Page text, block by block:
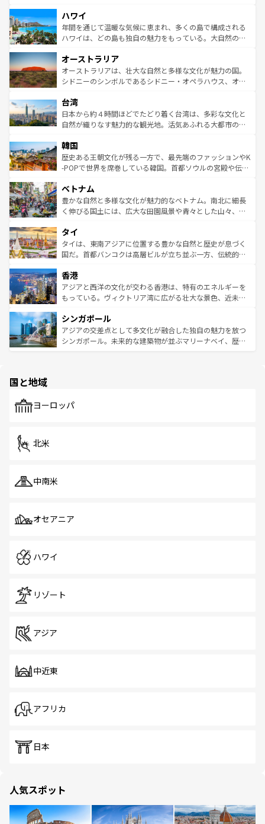
ば市内交通費無料で観光を楽しむこともできる。 なお、新
着のスイス情報はコンテンツ一覧 を参照してほしい。
のような巨大都市は、観光、ショッピング、エンターテイ
ンメントが詰まった刺激的なスポットだ。一方、アメリカ
西部には大自然が広がり、グランドキャニオンやイエロー
部のニューオーリンズでは、音楽と美食が融合した独特の
文化が魅力。旅行者はアメリカの各地域で異なる魅力を楽
しみながら、その多様性と豊かな歴史を感じることができ
ならではの贅沢な旅のスタイルだ。 なお、新着のアメリカ
情報はコンテンツ一覧を参照してほしい。
ハワイ
年間を通じて温暖な気候に恵まれ、多くの島で構成される
ハワイは、どの島も独自の魅力をもっている。大自然の神
ワイ島は見逃せない。また、定番の観光地といえばオアフ
島だが、静かな自然を求めるならマウイ島やカウアイ島が
おすすめ。エメラルドグリーンに輝く海をはじめ、豊かな
れるおもてなしの心で訪れる人々を迎えてくれるハワイの
人々、おいしいローカルフードやハワイアンミュージッ
ク、伝統的なフラダンスなど、すべてがハワイの魅力を彩
ワイを、存分に味わってほしい。 なお、新着のハワイ情報
はコンテンツ一覧を参照してほしい。
オーストラリア
オーストラリアは、壮大な自然と多様な文化が魅力の国。
シドニーのシンボルであるシドニー・オペラハウス、オー
リアリーフや大陸中央部にそびえるウルル（エアーズロッ
ク）、タスマニアの美しい原生林やケアンズの熱帯雨林な
ど、見どころがたくさん。また、カフェやワイン、オージ
いる。アクティビティも充実しており、サーフィンやダイ
ビング、ハイキングなど、アウトドア好きにはたまらな
い。オーストラリアの多彩な魅力を存分に味わいつくそ
参照してほしい。
台湾
日本から約４時間ほどでたどり着く台湾は、多彩な文化と
自然が織りなす魅力的な観光地。活気あふれる大都市の台
ン）、静ひつな山岳地帯である台湾東部など、都市の喧騒
と山間の静けさが共存しており、訪れる人に新しい発見と
驚きをもたらしてくれる。また、奥深い台湾の食文化も魅
容にもいいと評判のスイーツなど、バラエティ豊かな料理
が味わえる。 なお、新着の台湾情報は コンテンツ一覧を参
照してほしい。
韓国
歴史ある王朝文化が残る一方で、最先端のファッションやK
-POPで世界を席巻している韓国。首都ソウルの宮殿や伝統
き、地方に足を延ばせば四季折々の自然美を楽しむことが
できる。そして、キムチや焼肉、絶品のストリートフード
まで、さまざまな韓国料理が待っている。夜には、韓国な
リティに包まれながら、韓国の多彩な魅力を心ゆくまで味
わってみてほしい。 なお、新着の韓国情報はコンテンツ一
覧を参照してほしい。
ベトナム
豊かな自然と多様な文化が魅力的なベトナム。南北に細長
く伸びる国土には、広大な田園風景や青々とした山々、世
急速な発展と共に伝統が息づく。ハノイの古い町並みやホ
ーチミン市のフランス統治時代の建物も、独特の雰囲気を
醸し出している。また、バラエティの豊かさとおいしさで
とつ。フォーやバインミー、ベトナムコーヒーなどは、ぜ
ひ現地で味わいたい。どの地域を訪れてもあたたかい人々
が旅行者を迎えてくれるので、きっと忘れられない旅にな
参照してほしい。
タイ
タイは、東南アジアに位置する豊かな自然と歴史が息づく
国だ。首都バンコクは高層ビルが立ち並ぶ一方、伝統的な
の活気が交差している。北部ではチェンマイなどの山岳地
帯で自然と触れ合い、南部ではプーケットやクラビの美し
いビーチでリゾート気分を楽しむことができる。タイ料理
激する。気候は一年中温暖で、どの季節にも異なる楽しみ
が待っている。親しみやすいタイの人々、仏教を中心とし
た文化、そして多様な観光資源が、訪れる旅人を魅了し続
香港
アジアと西洋の文化が交わる香港は、特有のエネルギーを
もっている。ヴィクトリア湾に広がる壮大な景色、近未来
み、どこを訪れても感動するはず。観光スポットが密集し
ており、効率よく見どころを回れるのも魅力。息をのむよ
うな絶景から文化的な体験まで、香港を存分に楽しみ尽く
シンガポール
アジアの交差点として多文化が融合した独自の魅力を放つ
シンガポール。未来的な建築物が並ぶマリーナベイ、歴史
で、ホーカーズは地元の風情を楽しめる外せないスポット
国と地域
ヨーロッパ
北米
中南米
オセアニア
ハワイ
リゾート
アジア
中近東
アフリカ
日本
人気スポット